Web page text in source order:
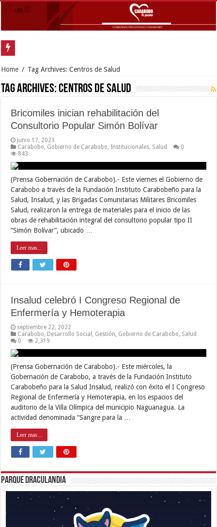
Home / Tag Archives: Centros de Salud
Tag Archives:Centros de Salud
Bricomiles inician rehabilitación del
Consultorio Popular Simón Bolívar
junio 17, 2023
Carabobo Gobierno de Carabobo Institucionales Salud
0
843
(Prensa Gobernación de Carabobo).- Este viernes el Gobierno de
Carabobo a través de la Fundación Instituto Carabobeño para la
Salud, Insalud, y las Brigadas Comunitarias Militares Bricomiles
Salud, realizaron la entrega de materiales para el inicio de las
obras de rehabilitación integral del consultorio popular tipo II
“Simón Bolívar”, ubicado …
Leer mas...
Insalud celebró I Congreso Regional de
Enfermería y Hemoterapia
septiembre 22, 2022
Carabobo Desarrollo Social Gestión Gobierno de Carabobo Salud
0
2,319
(Prensa Gobernación de Carabobo).- Este miércoles, la
Gobernación de Carabobo, a través de la Fundación Instituto
Carabobeño para la Salud Insalud, realizó con éxito el I Congreso
Regional de Enfermería y Hemoterapia, en los espacios del
auditorio de la Villa Olímpica del municipio Naguanagua. La
actividad denominada “Sangre para la …
Leer mas...
Parque Draculandia